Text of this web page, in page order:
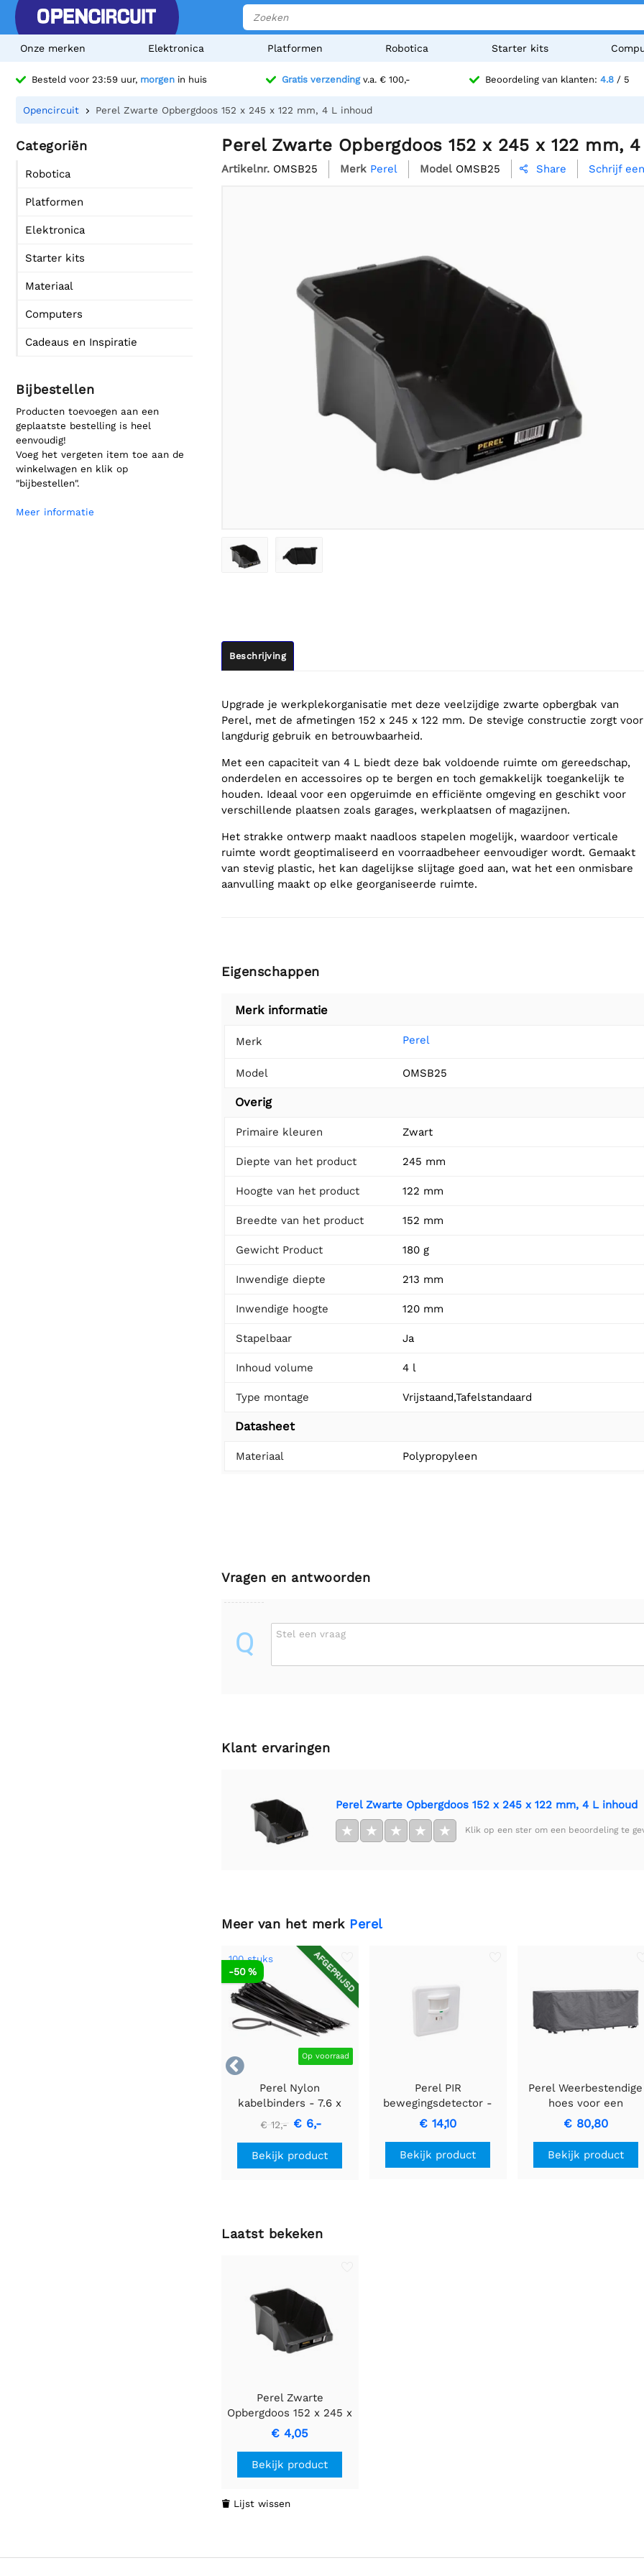
Onze merken Elektronica Platformen Robotica Starter kits
Besteld voor 23:59 uur, morgen in huis Gratis verzendingv.a. € 100,- Beoordeling van klanten: 4.8/ 5
Opencircuit Perel Zwarte Opbergdoos 152 x 245 x 122 mm, 4 L inhoud
Categoriën
Robotica
Platformen
Elektronica
Starter kits
Materiaal
Computers
Cadeaus en Inspiratie
Bijbestellen
Producten toevoegen aan een
geplaatste bestelling is heel
eenvoudig!
Voeg het vergeten item toe aan de
winkelwagen en klik op
"bijbestellen".
Meer informatie
Perel Zwarte Opbergdoos 152 x 245 x 122 mm,
Artikelnr. OMSB25 Merk Perel Model OMSB25  Share Schrijf
Beschrijving
Upgrade je werkplekorganisatie met deze veelzijdige zwarte opbergbak van
Perel, met de afmetingen 152 x 245 x 122 mm. De stevige constructie zorgt voor
langdurig gebruik en betrouwbaarheid.
Met een capaciteit van 4 L biedt deze bak voldoende ruimte om gereedschap,
onderdelen en accessoires op te bergen en toch gemakkelijk toegankelijk te
houden. Ideaal voor een opgeruimde en efficiënte omgeving en geschikt voor
verschillende plaatsen zoals garages, werkplaatsen of magazijnen.
Het strakke ontwerp maakt naadloos stapelen mogelijk, waardoor verticale
ruimte wordt geoptimaliseerd en voorraadbeheer eenvoudiger wordt. Gemaakt
van stevig plastic, het kan dagelijkse slijtage goed aan, wat het een onmisbare
aanvulling maakt op elke georganiseerde ruimte.
Eigenschappen
Merk informatie
Merk Perel
Model OMSB25
Overig
Primaire kleuren Zwart
Diepte van het product 245 mm
Hoogte van het product 122 mm
Breedte van het product 152 mm
Gewicht Product 180 g
Inwendige diepte 213 mm
Inwendige hoogte 120 mm
Stapelbaar Ja
Inhoud volume 4 l
Type montage Vrijstaand,Tafelstandaard
Datasheet
Materiaal Polypropyleen
Vragen en antwoorden
Q Stel een vraag
Klant ervaringen
Perel Zwarte Opbergdoos 152 x 245 x 122 mm, 4 L inhoud
★ ★ ★ ★ ★ Klik op een ster om een beoordeling te
Meer van het merk Perel

AFGEPRIJSD
100 stuks
Op voorraad
-50 %
Perel Nylon
kabelbinders - 7.6 x
400mm - zwart - 100
stuks
€ 12,- € 6,-
Bekijk product
Perel PIR
bewegingsdetector -
Inbouw met
bewegingsdetectie &
inbouwontwerp
€ 14,10
Bekijk product
Perel Weerbestendige
hoes voor een
rechthoekige tuinset
310x180x95cm.
€ 80,80
Bekijk product
Laatst bekeken
Perel Zwarte
Opbergdoos 152 x 245 x
122 mm, 4 L inhoud
€ 4,05
Bekijk product
 Lijst wissen